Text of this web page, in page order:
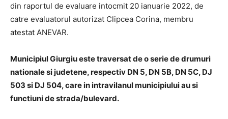
din raportul de evaluare intocmit 20 ianuarie 2022, de
catre evaluatorul autorizat Clipcea Corina, membru
atestat ANEVAR.
Municipiul Giurgiu este traversat de o serie de drumuri
nationale si judetene, respectiv DN 5, DN 5B, DN 5C, DJ
503 si DJ 504, care in intravilanul municipiului au si
functiuni de strada/bulevard.